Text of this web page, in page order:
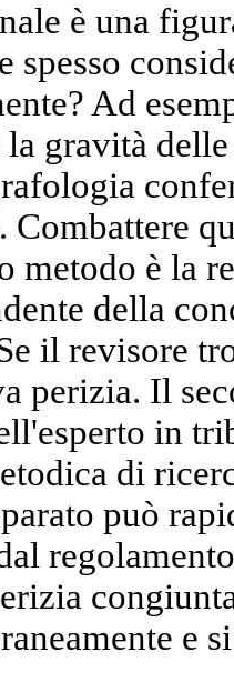
è una
spesso
Ad
gravità
Combattere
metodo è la
della
il revisore
perizia. Il
in
di
può
e